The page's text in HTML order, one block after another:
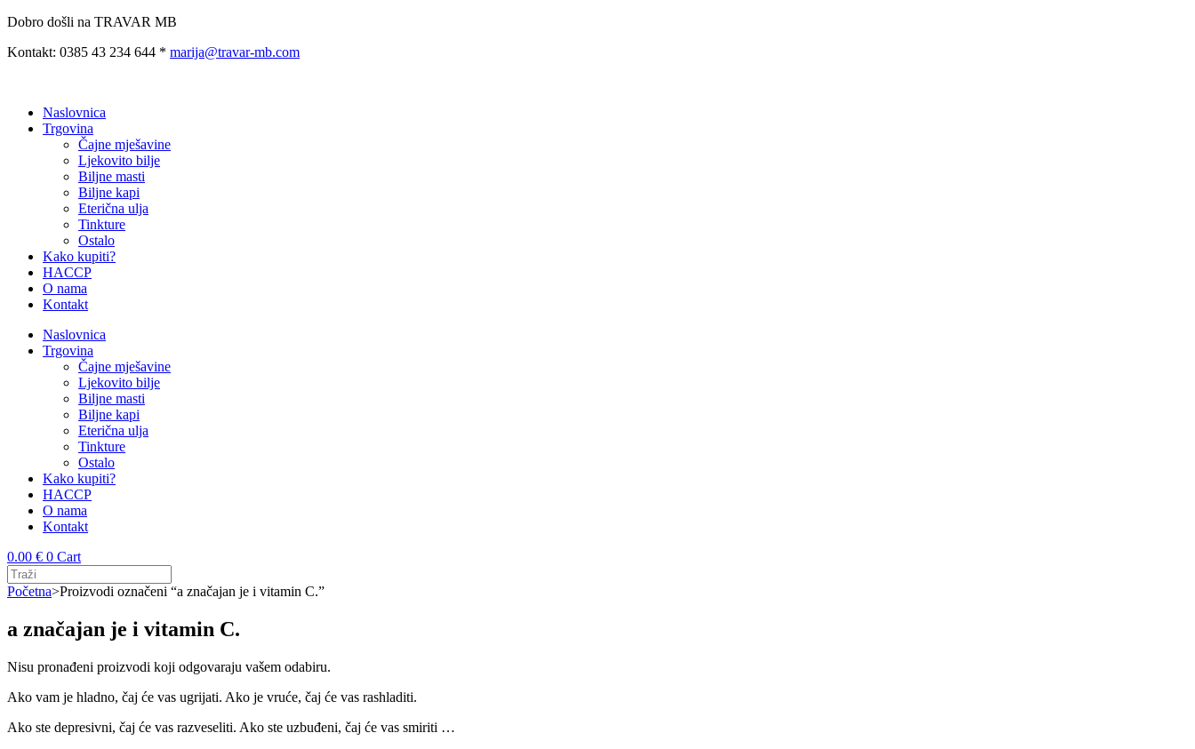
Preskoči
sadržaj
Dobro došli na TRAVAR MB
Kontakt: 0385 43 234 644 * marija@travar-mb.com
Naslovnica
Trgovina
Čajne mješavine
Ljekovito bilje
Biljne masti
Biljne kapi
Eterična ulja
Tinkture
Ostalo
Kako kupiti?
HACCP
O nama
Kontakt
Naslovnica
Trgovina
Čajne mješavine
Ljekovito bilje
Biljne masti
Biljne kapi
Eterična ulja
Tinkture
Ostalo
Kako kupiti?
HACCP
O nama
Kontakt
0.00 € 0 Cart
Početna>Proizvodi označeni “a značajan je i vitamin C.”
a značajan je i vitamin C.
Nisu pronađeni proizvodi koji odgovaraju vašem odabiru.
Ako vam je hladno, čaj će vas ugrijati. Ako je vruće, čaj će vas rashladiti.
Ako ste depresivni, čaj će vas razveseliti. Ako ste uzbuđeni, čaj će vas smiriti …